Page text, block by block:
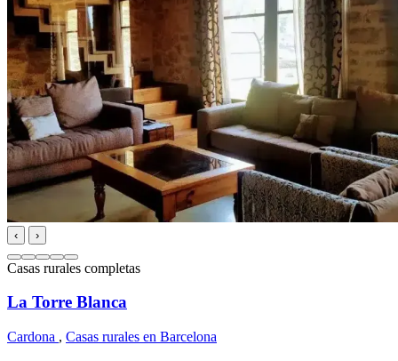
‹ ›
Casas rurales completas
La Torre Blanca
Cardona , Casas rurales en Barcelona